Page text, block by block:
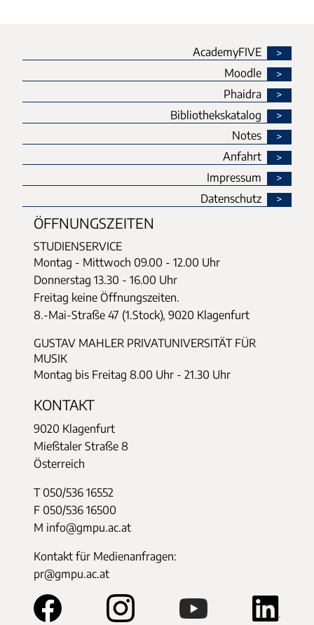
AcademyFIVE
Moodle
Phaidra
Bibliothekskatalog
Notes
Anfahrt
Impressum
Datenschutz
ÖFFNUNGSZEITEN
STUDIENSERVICE
Montag - Mittwoch 09.00 - 12.00 Uhr
Donnerstag 13.30 - 16.00 Uhr
Freitag keine Öffnungszeiten.
8.-Mai-Straße 47 (1.Stock), 9020 Klagenfurt
GUSTAV MAHLER PRIVATUNIVERSITÄT FÜR
MUSIK
Montag bis Freitag 8.00 Uhr - 21.30 Uhr
KONTAKT
9020 Klagenfurt
Mießtaler Straße 8
Österreich
T 050/536 16552
F 050/536 16500
M info@gmpu.ac.at
Kontakt für Medienanfragen:
pr@gmpu.ac.at